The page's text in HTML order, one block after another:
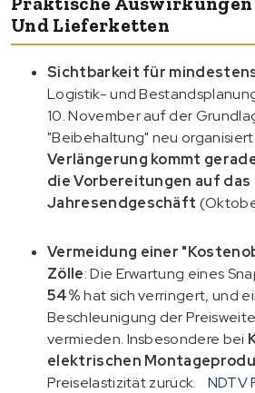
Und Lieferketten
Sichtbarkeit für
Logistik- und
10. November auf der
"Beibehaltung" neu
Verlängerung kommt
die Vorbereitungen auf das
Jahresendgeschäft
Vermeidung einer
Zölle: Die Erwartung eines
54%hat sich verringert, und
Beschleunigung der
vermieden. Insbesondere bei
elektrischen
Preiselastizität zurück.
NDTV